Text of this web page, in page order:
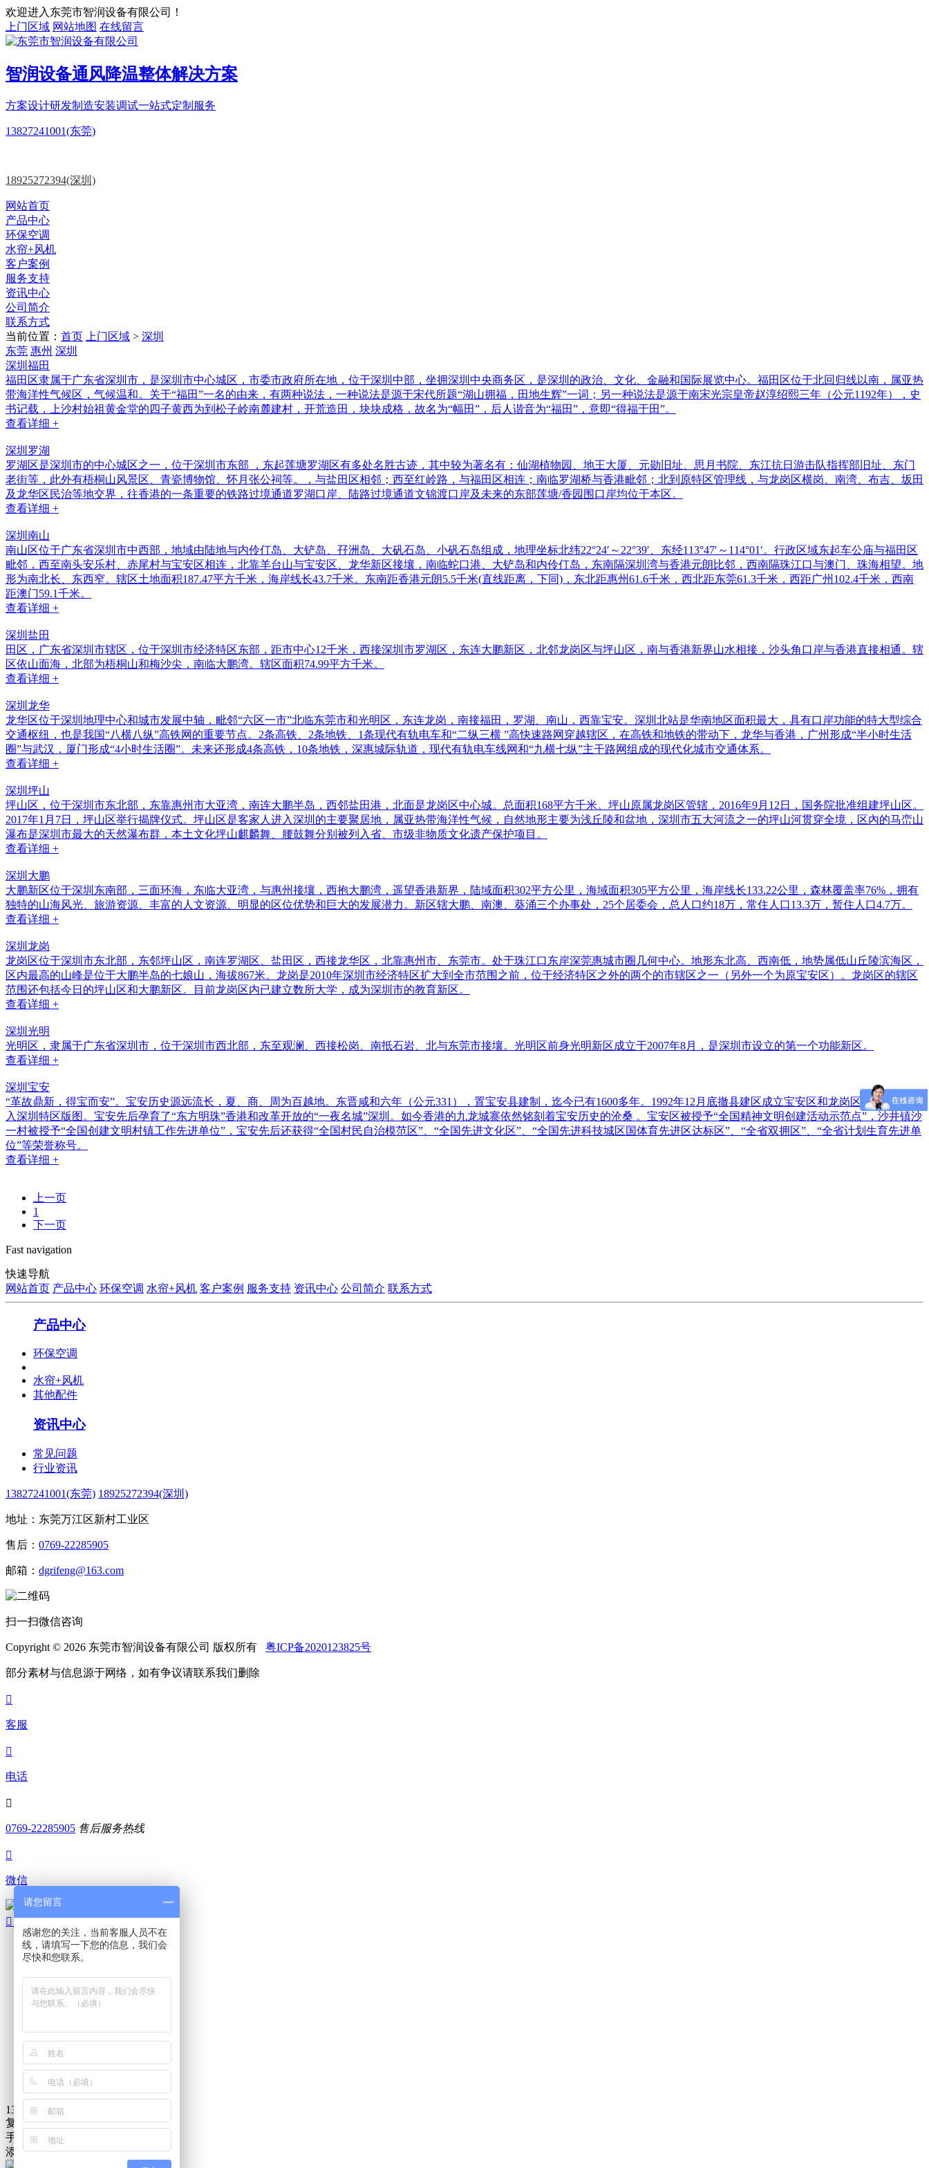
欢迎进入东莞市智润设备有限公司！
上门区域 网站地图 在线留言
智润设备通风降温整体解决方案
方案设计研发制造安装调试一站式定制服务
13827241001(东莞)
18925272394(深圳)
网站首页
产品中心
环保空调
水帘+风机
客户案例
服务支持
资讯中心
公司简介
联系方式
当前位置： 首页 上门区域 > 深圳
东莞 惠州 深圳
深圳福田
福田区隶属于广东省深圳市，是深圳市中心城区，市委市政府所在地，位于深圳中部，坐拥深圳中央商务区，是深圳的政治、文化、金融和国际展览中心。福田区位于北回归线以南，属亚热
带海洋性气候区，气候温和。关于“福田”一名的由来，有两种说法，一种说法是源于宋代所题“湖山拥福，田地生辉”一词；另一种说法是源于南宋光宗皇帝赵淳绍熙三年（公元1192年），史
书记载，上沙村始祖黄金堂的四子黄西为到松子岭南麓建村，开荒造田，块块成格，故名为“幅田”，后人谐音为“福田”，意即“得福于田”。
查看详细 +
深圳罗湖
罗湖区是深圳市的中心城区之一，位于深圳市东部 ，东起莲塘罗湖区有多处名胜古迹，其中较为著名有：仙湖植物园、地王大厦、元勋旧址、思月书院、东江抗日游击队指挥部旧址、东门
老街等，此外有梧桐山风景区、青瓷博物馆、怀月张公祠等。，与盐田区相邻；西至红岭路，与福田区相连；南临罗湖桥与香港毗邻；北到原特区管理线，与龙岗区横岗、南湾、布吉、坂田
及龙华区民治等地交界，往香港的一条重要的铁路过境通道罗湖口岸、陆路过境通道文锦渡口岸及未来的东部莲塘/香园围口岸均位于本区。
查看详细 +
深圳南山
南山区位于广东省深圳市中西部，地域由陆地与内伶仃岛、大铲岛、孖洲岛、大矾石岛、小矾石岛组成，地理坐标北纬22°24′～22°39′、东经113°47′～114°01′。行政区域东起车公庙与福田区
毗邻，西至南头安乐村、赤尾村与宝安区相连，北靠羊台山与宝安区、龙华新区接壤，南临蛇口港、大铲岛和内伶仃岛，东南隔深圳湾与香港元朗比邻，西南隔珠江口与澳门、珠海相望。地
形为南北长、东西窄。辖区土地面积187.47平方千米，海岸线长43.7千米。东南距香港元朗5.5千米(直线距离，下同)，东北距惠州61.6千米，西北距东莞61.3千米，西距广州102.4千米，西南
距澳门59.1千米。
查看详细 +
深圳盐田
田区，广东省深圳市辖区，位于深圳市经济特区东部，距市中心12千米，西接深圳市罗湖区，东连大鹏新区，北邻龙岗区与坪山区，南与香港新界山水相接，沙头角口岸与香港直接相通。辖
区依山面海，北部为梧桐山和梅沙尖，南临大鹏湾。辖区面积74.99平方千米。
查看详细 +
深圳龙华
龙华区位于深圳地理中心和城市发展中轴，毗邻“六区一市”北临东莞市和光明区，东连龙岗，南接福田，罗湖、南山，西靠宝安。深圳北站是华南地区面积最大，具有口岸功能的特大型综合
交通枢纽，也是我国“八横八纵”高铁网的重要节点。2条高铁、2条地铁、1条现代有轨电车和“二纵三横 ”高快速路网穿越辖区，在高铁和地铁的带动下，龙华与香港，广州形成“半小时生活
圈”与武汉，厦门形成“4小时生活圈”。未来还形成4条高铁，10条地铁，深惠城际轨道，现代有轨电车线网和“九横七纵”主干路网组成的现代化城市交通体系。
查看详细 +
深圳坪山
坪山区，位于深圳市东北部，东靠惠州市大亚湾，南连大鹏半岛，西邻盐田港，北面是龙岗区中心城。总面积168平方千米。坪山原属龙岗区管辖，2016年9月12日，国务院批准组建坪山区。
2017年1月7日，坪山区举行揭牌仪式。坪山区是客家人进入深圳的主要聚居地，属亚热带海洋性气候，自然地形主要为浅丘陵和盆地，深圳市五大河流之一的坪山河贯穿全境，区內的马峦山
瀑布是深圳市最大的天然瀑布群，本土文化坪山麒麟舞、腰鼓舞分别被列入省、市级非物质文化遗产保护项目。
查看详细 +
深圳大鹏
大鹏新区位于深圳东南部，三面环海，东临大亚湾，与惠州接壤，西抱大鹏湾，遥望香港新界，陆域面积302平方公里，海域面积305平方公里，海岸线长133.22公里，森林覆盖率76%，拥有
独特的山海风光、旅游资源、丰富的人文资源、明显的区位优势和巨大的发展潜力。新区辖大鹏、南澳、葵涌三个办事处，25个居委会，总人口约18万，常住人口13.3万，暂住人口4.7万。
查看详细 +
深圳龙岗
龙岗区位于深圳市东北部，东邻坪山区，南连罗湖区、盐田区，西接龙华区，北靠惠州市、东莞市。处于珠江口东岸深莞惠城市圈几何中心。地形东北高、西南低，地势属低山丘陵滨海区，
区内最高的山峰是位于大鹏半岛的七娘山，海拔867米。龙岗是2010年深圳市经济特区扩大到全市范围之前，位于经济特区之外的两个的市辖区之一（另外一个为原宝安区）。龙岗区的辖区
范围还包括今日的坪山区和大鹏新区。目前龙岗区内已建立数所大学，成为深圳市的教育新区。
查看详细 +
深圳光明
光明区，隶属于广东省深圳市，位于深圳市西北部，东至观澜、西接松岗、南抵石岩、北与东莞市接壤。光明区前身光明新区成立于2007年8月，是深圳市设立的第一个功能新区。
查看详细 +
深圳宝安
“革故鼎新，得宝而安”。宝安历史源远流长，夏、商、周为百越地。东晋咸和六年（公元331），置宝安县建制，迄今已有1600多年。1992年12月底撤县建区成立宝安区和龙岗区，2010年划
入深圳特区版图。宝安先后孕育了“东方明珠”香港和改革开放的“一夜名城”深圳。如今香港的九龙城寨依然铭刻着宝安历史的沧桑 。宝安区被授予“全国精神文明创建活动示范点”，沙井镇沙
一村被授予“全国创建文明村镇工作先进单位”，宝安先后还获得“全国村民自治模范区”、“全国先进文化区”、“全国先进科技城区国体育先进区达标区”、“全省双拥区”、“全省计划生育先进单
位”等荣誉称号。
查看详细 +
上一页
1
下一页
Fast navigation
快速导航
网站首页 产品中心 环保空调 水帘+风机 客户案例 服务支持 资讯中心 公司简介 联系方式
产品中心
环保空调
水帘+风机
其他配件
资讯中心
常见问题
行业资讯
13827241001(东莞) 18925272394(深圳)
地址：东莞万江区新村工业区
售后： 0769-22285905
邮箱： dgrifeng@163.com
扫一扫微信咨询
Copyright © 2026 东莞市智润设备有限公司 版权所有 粤ICP备2020123825号
部分素材与信息源于网络，如有争议请联系我们删除

客服

电话

0769-22285905 售后服务热线

微信
 顶部

电话咨询

在线咨询

QQ咨询

返回首页
13827241001
复制成功
手机/微信号:
添加微信好友, 了解更多产品与优惠
请您留言
感谢您的关注，当前客服人员不在
线，请填写一下您的信息，我们会
尽快和您联系。